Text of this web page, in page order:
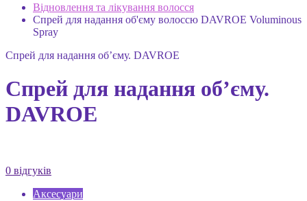
Відновлення та лікування волосся
Спрей для надання об'єму волоссю DAVROE Voluminous
Spray
Спрей для надання об’єму. DAVROE
Спрей для надання об’єму.
DAVROE
0 відгуків
Аксесуари